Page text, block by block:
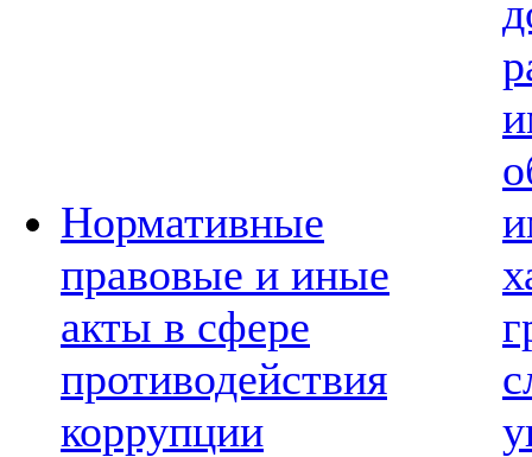
Нормативные
правовые и иные
акты в сфере
противодействия
коррупции